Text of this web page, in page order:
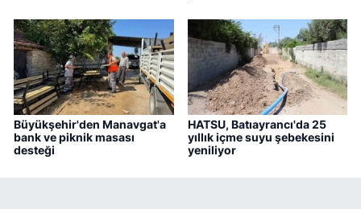
Büyükşehir'den Manavgat'a
bank ve piknik masası
desteği
HATSU, Batıayrancı'da 25
yıllık içme suyu şebekesini
yeniliyor